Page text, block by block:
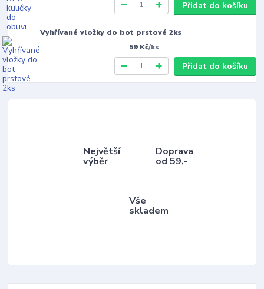
Přidat do košíku
Vyhřívané vložky do bot prstové 2ks
59 Kč/ks
Přidat do košíku
Největší
výběr
Doprava
od 59,-
Vše
skladem